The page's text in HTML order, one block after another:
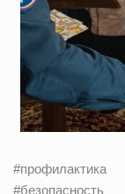
#профилактика
#безопасность